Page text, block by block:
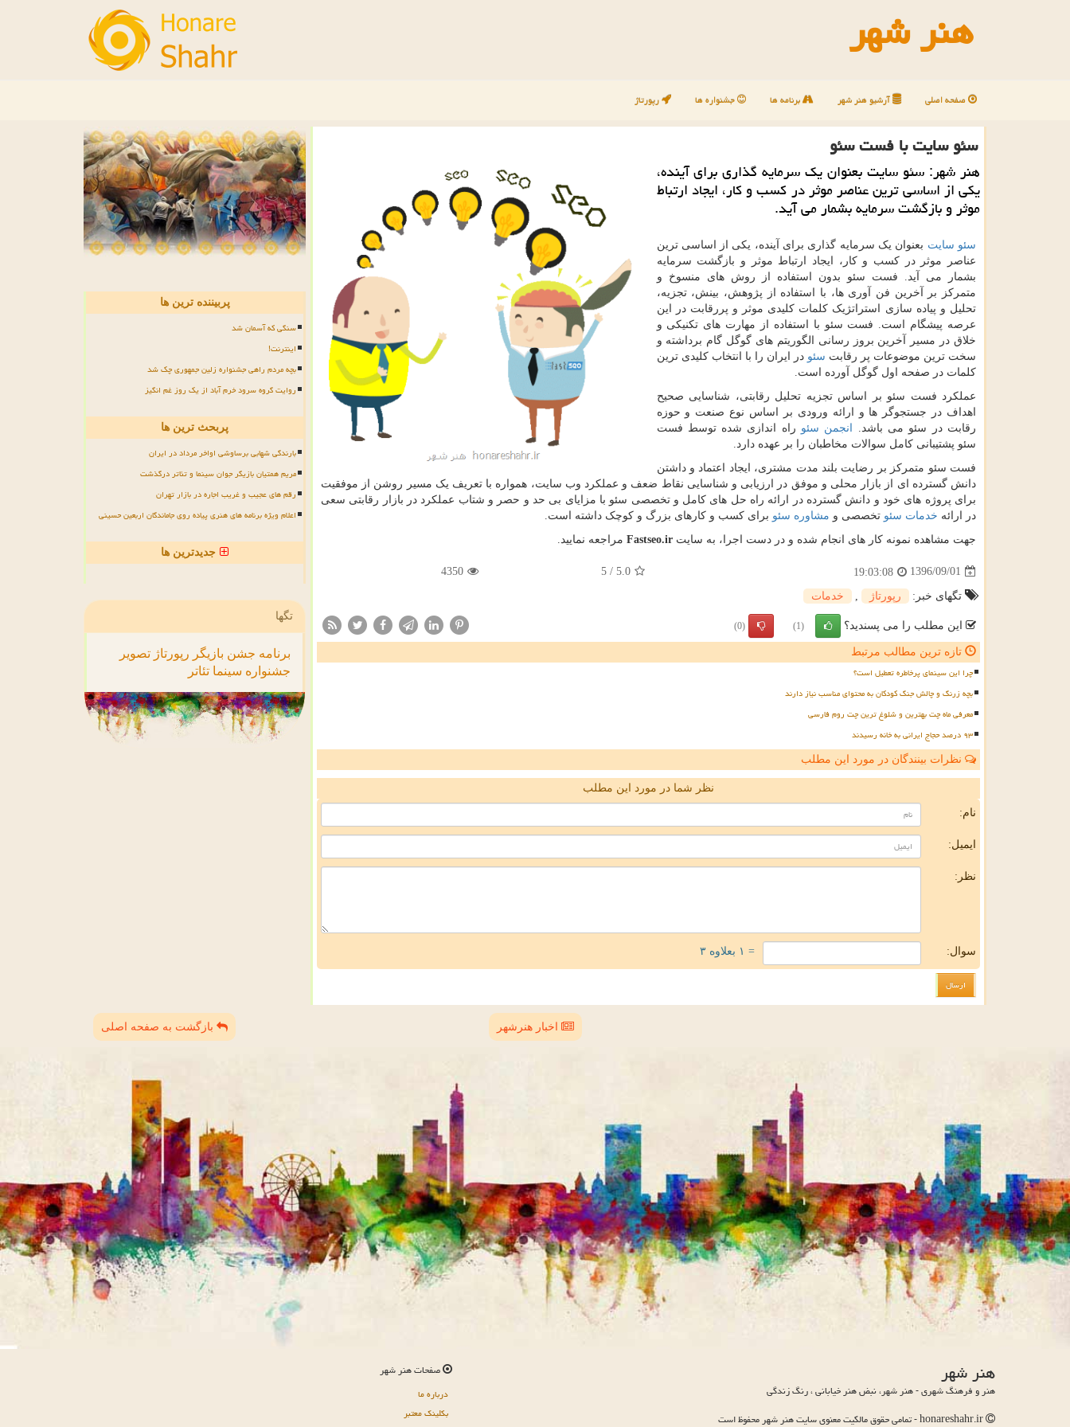
هنر شهر
صفحه اصلی آرشیو هنر شهر برنامه ها جشنواره ها رپورتاژ
سئو سایت با فست سئو
هنر شهر: سئو سایت بعنوان یك سرمایه گذاری برای آینده،
یكی از اساسی ترین عناصر موثر در كسب و كار، ایجاد ارتباط
موثر و بازگشت سرمایه بشمار می آید.
سئو سایت بعنوان یک سرمایه گذاری برای آینده، یکی از اساسی ترین
عناصر موثر در کسب و کار، ایجاد ارتباط موثر و بازگشت سرمایه
بشمار می آید. فست سئو بدون استفاده از روش های منسوخ و
متمرکز بر آخرین فن آوری ها، با استفاده از پژوهش، بینش، تجزیه،
تحلیل و پیاده سازی استراتژیک کلمات کلیدی موثر و پررقابت در این
عرصه پیشگام است. فست سئو با استفاده از مهارت های تکنیکی و
خلاق در مسیر آخرین بروز رسانی الگوریتم های گوگل گام برداشته و
سخت ترین موضوعات پر رقابت سئو در ایران را با انتخاب کلیدی ترین
کلمات در صفحه اول گوگل آورده است.
عملکرد فست سئو بر اساس تجزیه تحلیل رقابتی، شناسایی صحیح
اهداف در جستجوگر ها و ارائه ورودی بر اساس نوع صنعت و حوزه
رقابت در سئو می باشد.
انجمن سئو راه اندازی شده توسط فست
سئو پشتیبانی کامل سوالات مخاطبان را بر عهده دارد.
فست سئو متمرکز بر رضایت بلند مدت مشتری، ایجاد اعتماد و داشتن
دانش گسترده ای از بازار محلی و موفق در ارزیابی و شناسایی نقاط ضعف و عملکرد وب سایت، همواره با تعریف یک مسیر روشن از موفقیت
برای پروژه های خود و دانش گسترده در ارائه راه حل های کامل و تخصصی سئو با مزایای بی حد و حصر و شتاب عملکرد در بازار رقابتی سعی
در ارائه خدمات سئو تخصصی و مشاوره سئو برای کسب و کارهای بزرگ و کوچک داشته است.
جهت مشاهده نمونه کار های انجام شده و در دست اجرا، به سایت Fastseo.ir مراجعه نمایید.
1396/09/01
19:03:08
5.0
/
5
4350
تگهای خبر: رپورتاژ خدمات
این مطلب را می پسندید؟ (1)
(0)
تازه ترین مطالب مرتبط
چرا این سینمای پرخاطره تعطیل است؟
بچه زرنگ و چالش جنگ کودکان به محتوای مناسب نیاز دارند
معرفی ماه چت بهترین و شلوغ ترین چت روم فارسی
۹۳ درصد حجاج ایرانی به خانه رسیدند
نظرات بینندگان در مورد این مطلب
نظر شما در مورد این مطلب
نام:
ایمیل:
نظر:
سوال: = ۱ بعلاوه ۳
پربیننده ترین ها
سنگی که آسمان شد
اینترنت!
بچه مردم راهی جشنواره زلین جمهوری چک شد
روایت گروه سرود خرم آباد از یک روز غم انگیز
پربحث ترین ها
بارندگی شهابی برساوشی اواخر مرداد در ایران
مریم همتیان بازیگر جوان سینما و تئاتر درگذشت
رقم های عجیب و غریب اجاره در بازار تهران
اعلام ویژه برنامه های هنری پیاده روی جاماندگان اربعین حسینی
جدیدترین ها
تگها
برنامه جشن بازیگر رپورتاژ تصویر
جشنواره سینما تئاتر
اخبار هنرشهر بازگشت به صفحه اصلی
هنر شهر
هنر و فرهنگ شهری - هنر شهر، نبض هنر خیابانی ، رنگ زندگی
صفحات هنر شهر
درباره ما
بکلینک معتبر